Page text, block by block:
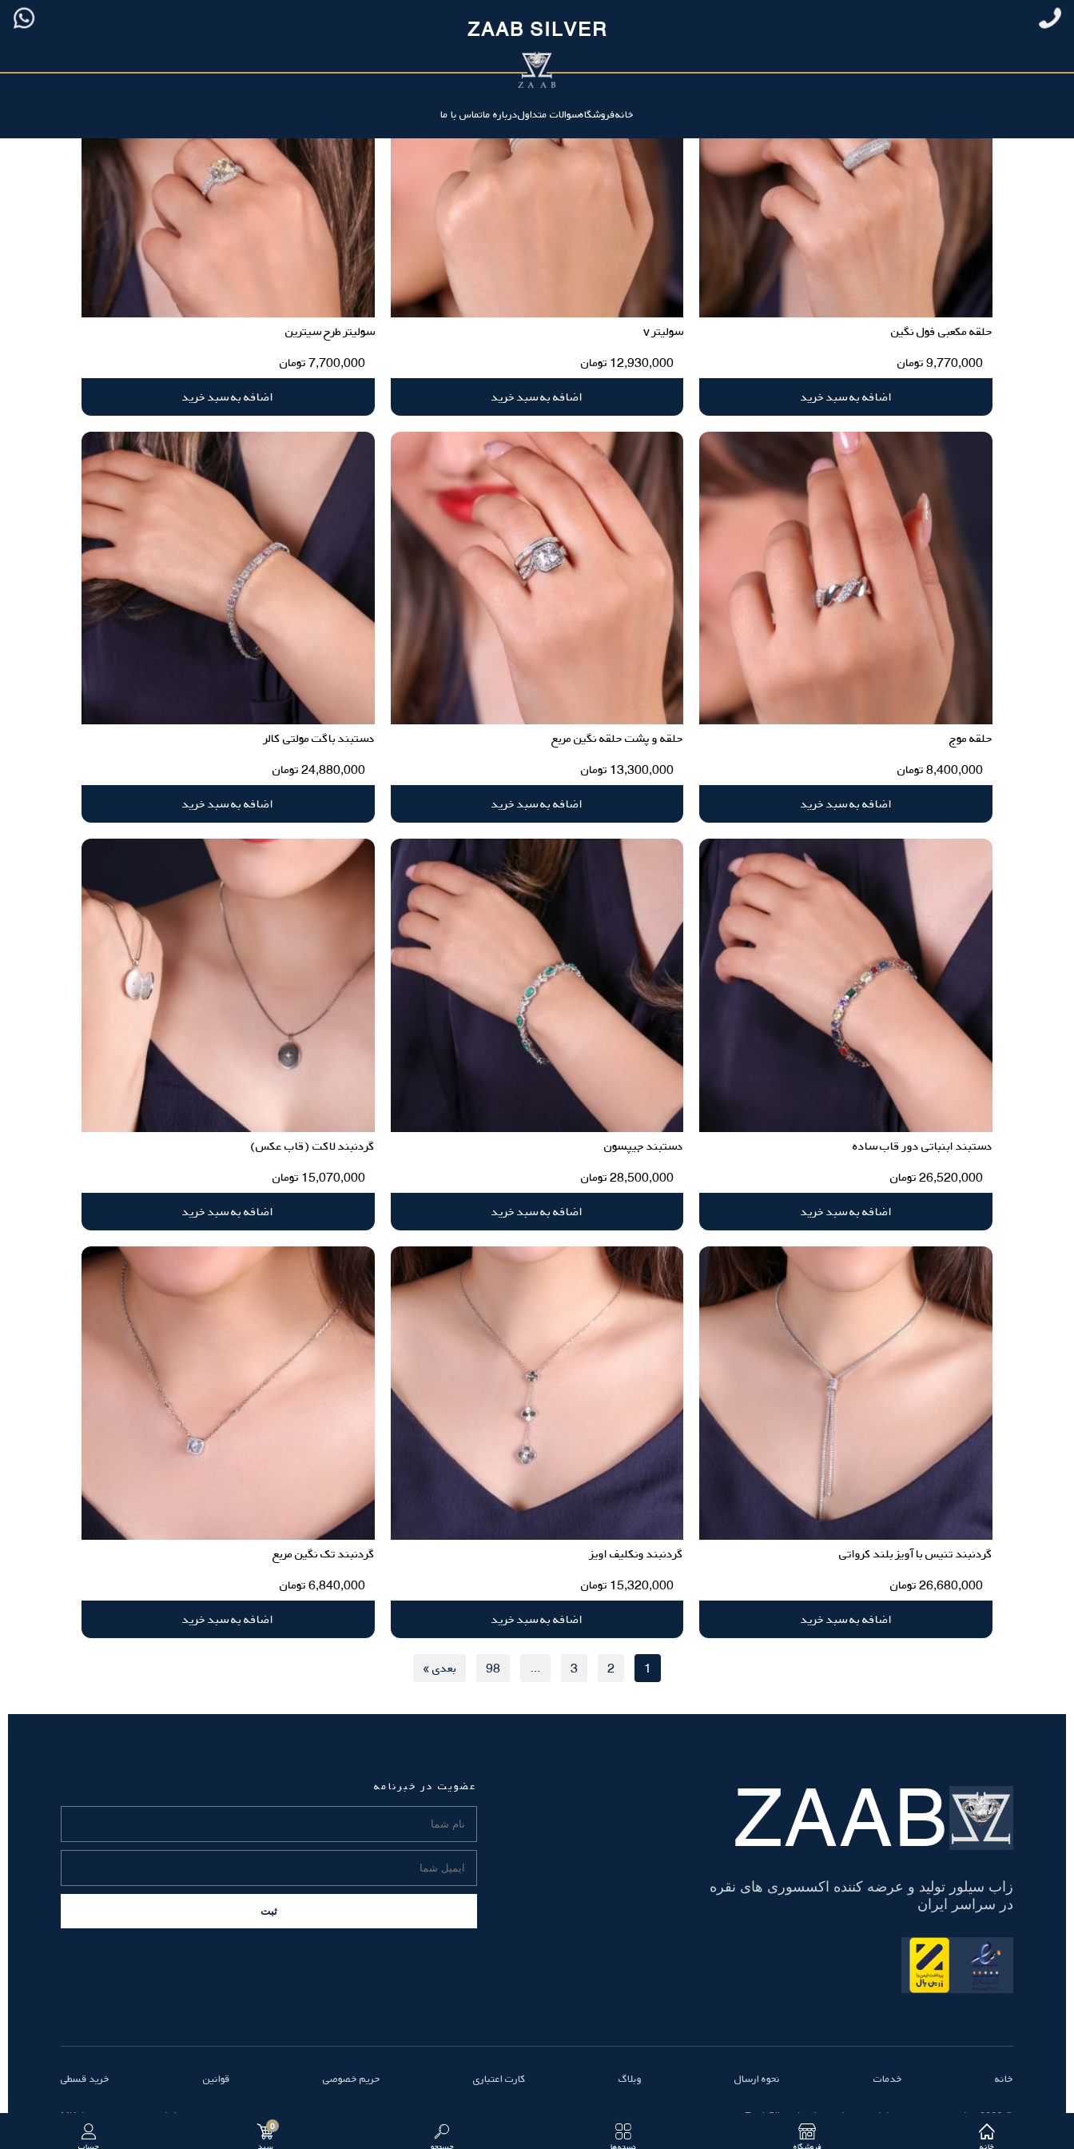
ZAAB SILVER
خانهفروشگاهسوالات متداولدرباره ماتماس با ما
حلقه مکعبی فول نگین
9,770,000تومان
اضافه به سبد خرید
سولیتر v
12,930,000 تومان
اضافه به سبد خرید
سولیتر طرح سیترین
7,700,000تومان
اضافه به سبد خرید
حلقه موج
8,400,000تومان
اضافه به سبد خرید
حلقه و پشت حلقه نگین مربع
13,300,000 تومان
اضافه به سبد خرید
دستبند باگت مولتی کالر
24,880,000تومان
اضافه به سبد خرید
دستبند ابنباتی دور قاب ساده
26,520,000تومان
اضافه به سبد خرید
دستبند جیپسون
28,500,000تومان
اضافه به سبد خرید
گردنبند لاکت (قاب عکس)
15,070,000 تومان
اضافه به سبد خرید
گردنبند تنیس با آویز بلند کرواتی
26,680,000تومان
اضافه به سبد خرید
گردنبند ونکلیف اویز
15,320,000 تومان
اضافه به سبد خرید
گردنبند تک نگین مربع
6,840,000تومان
اضافه به سبد خرید
1
2
3
…
98 بعدی »
0
تسویه
حساب ZAAB
زاب سیلور تولید و عرضه کننده اکسسوری های نقره
در سراسر ایران
عضویت در خبرنامه
ثبت
خانه خدمات نحوه ارسال وبلاگ کارت اعتباری حریم خصوصی قوانین خرید قسطی
© 2026 تمامی حقوق محفوظ است - زاب سیلور | ZaabSilver طراحی و توسعه توسط MK